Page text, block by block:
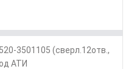
3501105 (сверл.12отв.,
АТИ